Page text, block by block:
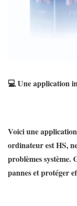
💻Une application
Voici une application
ordinateur estHS,
problèmes système.
panneset protéger